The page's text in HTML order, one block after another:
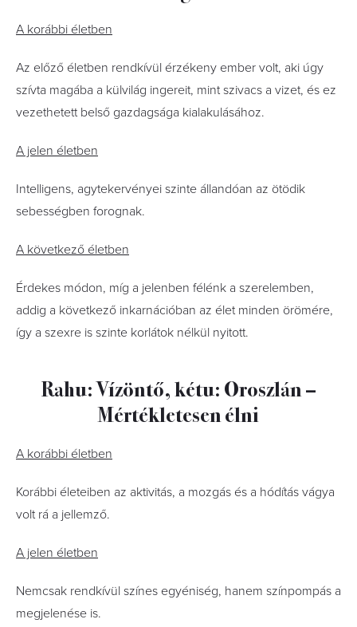
A korábbi életben
Az előző életben rendkívül érzékeny ember volt, aki úgy
szívta magába a külvilág ingereit, mint szivacs a vizet, és ez
vezethetett belső gazdagsága kialakulásához.
A jelen életben
Intelligens, agytekervényei szinte állandóan az ötödik
sebességben forognak.
A következő életben
Érdekes módon, míg a jelenben félénk a szerelemben,
addig a következő inkarnációban az élet minden örömére,
így a szexre is szinte korlátok nélkül nyitott.
Rahu: Vízöntő, kétu: Oroszlán –
Mértékletesen élni
A korábbi életben
Korábbi életeiben az aktivitás, a mozgás és a hódítás vágya
volt rá a jellemző.
A jelen életben
Nemcsak rendkívül színes egyéniség, hanem színpompás a
megjelenése is.